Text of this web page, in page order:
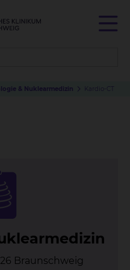
& Nuklearmedizin Kardio-CT
Braunschweig